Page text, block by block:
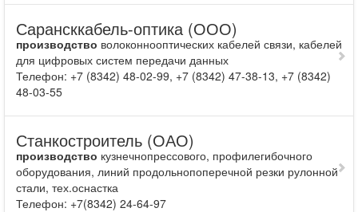
Сарансккабель-оптика (ООО)
производство волоконнооптических кабелей связи, кабелей
для цифровых систем передачи данных
Телефон: +7 (8342) 48-02-99, +7 (8342) 47-38-13, +7 (8342)
48-03-55
Станкостроитель (ОАО)
производство кузнечнопрессового, профилегибочного
оборудо­вания, линий продольнопоперечной резки рулон­ной
стали, тех.оснастка
Телефон: +7(8342) 24-64-97